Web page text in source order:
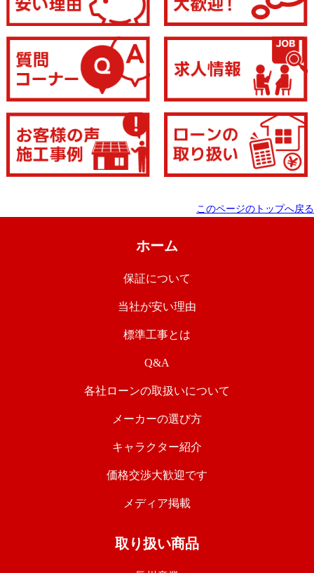
このページのトップへ戻る
ホーム
保証について
当社が安い理由
標準工事とは
Q&A
各社ローンの取扱いについて
メーカーの選び方
キャラクター紹介
価格交渉大歓迎です
メディア掲載
取り扱い商品